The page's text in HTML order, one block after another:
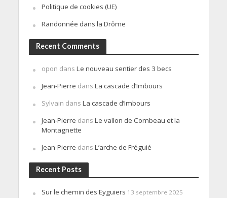
Politique de cookies (UE)
Randonnée dans la Drôme
Recent Comments
opon dans Le nouveau sentier des 3 becs
Jean-Pierre dans La cascade d’Imbours
Sylvain dans La cascade d’Imbours
Jean-Pierre dans Le vallon de Combeau et la
Montagnette
Jean-Pierre dans L’arche de Fréguié
Recent Posts
Sur le chemin des Eyguiers 13 septembre 2025